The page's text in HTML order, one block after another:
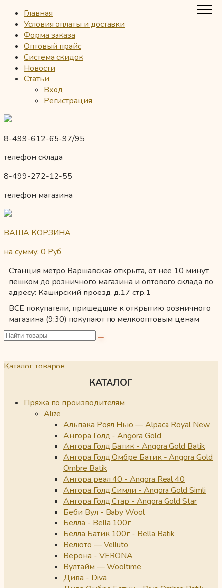
Главная
Условия оплаты и доставки
Форма заказа
Оптовый прайс
Система скидок
Новости
Статьи
Вход
Регистрация
8-499-612-65-97/95
телефон склада
8-499-272-12-55
телефон магазина
ВАША КОРЗИНА
на сумму: 0 Руб
Станция метро Варшавская открыта, от нее 10 минут
пешком до розничного магазина и оптового склада по
адресу: Каширский проезд, д.17 стр.1
ВСЕ покупатели, пришедшие к открытию розничного
магазина (9:30) покупают по мелкооптовым ценам
Каталог товаров
КАТАЛОГ
Пряжа по производителям
Alize
Альпака Роял Нью — Alpaca Royal New
Ангора Голд - Angora Gold
Ангора Голд Батик - Angora Gold Batik
Ангора Голд Омбре Батик - Angora Gold
Ombre Batik
Ангора реал 40 - Angora Real 40
Ангора Голд Симли - Angora Gold Simli
Ангора Голд Стар - Angora Gold Star
Беби Вул - Baby Wool
Белла - Bella 100г
Белла Батик 100г - Bella Batik
Велюто — Velluto
Верона - VERONA
Вултайм — Wooltime
Дива - Diva